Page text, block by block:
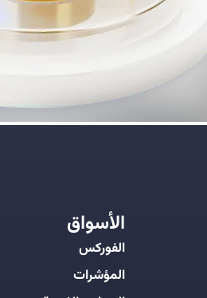
الأسواق
الفوركس
المؤشرات